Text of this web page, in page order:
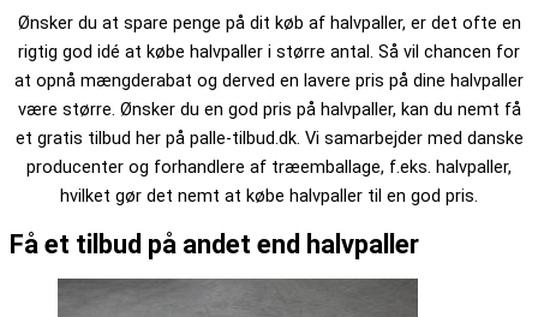
Ønsker du at spare penge på dit køb af halvpaller, er det ofte en
rigtig god idé at købe halvpaller i større antal. Så vil chancen for
at opnå mængderabat og derved en lavere pris på dine halvpaller
være større. Ønsker du en god pris på halvpaller, kan du nemt få
et gratis tilbud her på palle-tilbud.dk. Vi samarbejder med danske
producenter og forhandlere af træemballage, f.eks. halvpaller,
hvilket gør det nemt at købe halvpaller til en god pris.
Få et tilbud på andet end halvpaller